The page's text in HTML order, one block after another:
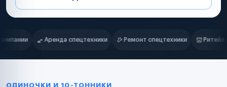
Нам доверяют
Ремонт спецтехники Ритейл-сети Управляющие
Маркетплейсы
Таксопарки
ОДИНОЧКИ И 10-ТОННИКИ